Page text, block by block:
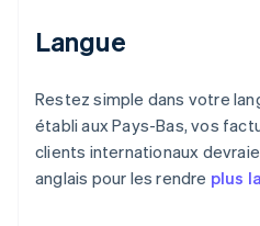
Langue
Restez simple dans votre
établi aux Pays-Bas, vos
clients internationaux
anglais pour les rendre plus